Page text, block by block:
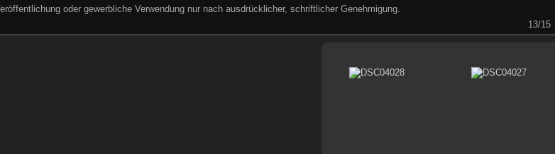
oder gewerbliche Verwendung nur nach ausdrücklicher, schriftlicher Genehmigung.
13/15